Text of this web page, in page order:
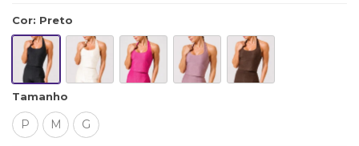
Cor: Preto
Tamanho
P M G